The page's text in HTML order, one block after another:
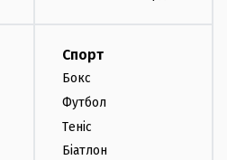
Спорт
Бокс
Футбол
Теніс
Біатлон